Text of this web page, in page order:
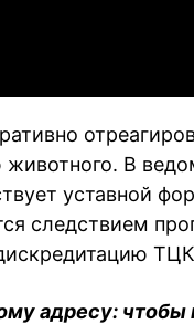
В
уставной
следствием
адресу: чтобы